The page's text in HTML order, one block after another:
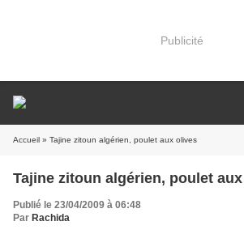
Publicité
Accueil » Tajine zitoun algérien, poulet aux olives
Tajine zitoun algérien, poulet
Publié le 23/04/2009 à 06:48
Par Rachida